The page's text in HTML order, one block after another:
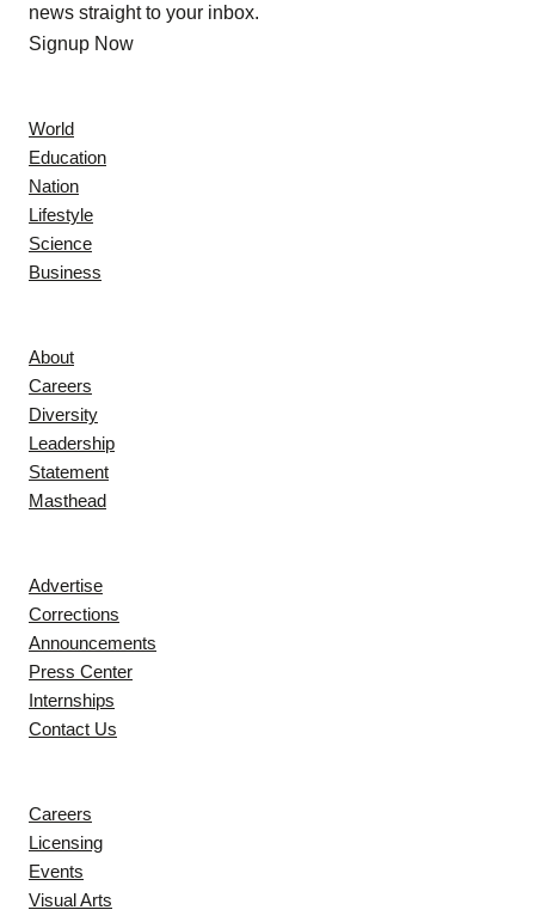
news straight to your inbox.
Signup Now
World
Education
Nation
Lifestyle
Science
Business
About
Careers
Diversity
Leadership
Statement
Masthead
Advertise
Corrections
Announcements
Press Center
Internships
Contact Us
Careers
Licensing
Events
Visual Arts